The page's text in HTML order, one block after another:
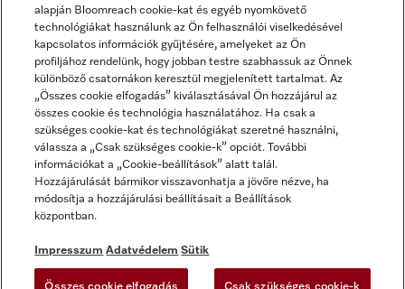
Impresszum
ÁSZF
Adatvédelem
Felhasználási feltételek
Akadálymentességi Nyilatkozat
Digitális Szolgáltatásokról szóló törvény
Miele a YouTube-on
Miele a Facebookon
Miele az Instagramon
alapján Bloomreach cookie-kat és egyéb nyomkövető
technológiákat használunk az Ön felhasználói viselkedésével
kapcsolatos információk gyűjtésére, amelyeket az Ön
profiljához rendelünk, hogy jobban testre szabhassuk az Önnek
különböző csatornákon keresztül megjelenített tartalmat. Az
„Összes cookie elfogadás” kiválasztásával Ön hozzájárul az
összes cookie és technológia használatához. Ha csak a
szükséges cookie-kat és technológiákat szeretné használni,
válassza a „Csak szükséges cookie-k” opciót. További
információkat a „Cookie-beállítások” alatt talál.
Hozzájárulását bármikor visszavonhatja a jövőre nézve, ha
módosítja a hozzájárulási beállításait a Beállítások
központban.
Impresszum Adatvédelem Sütik